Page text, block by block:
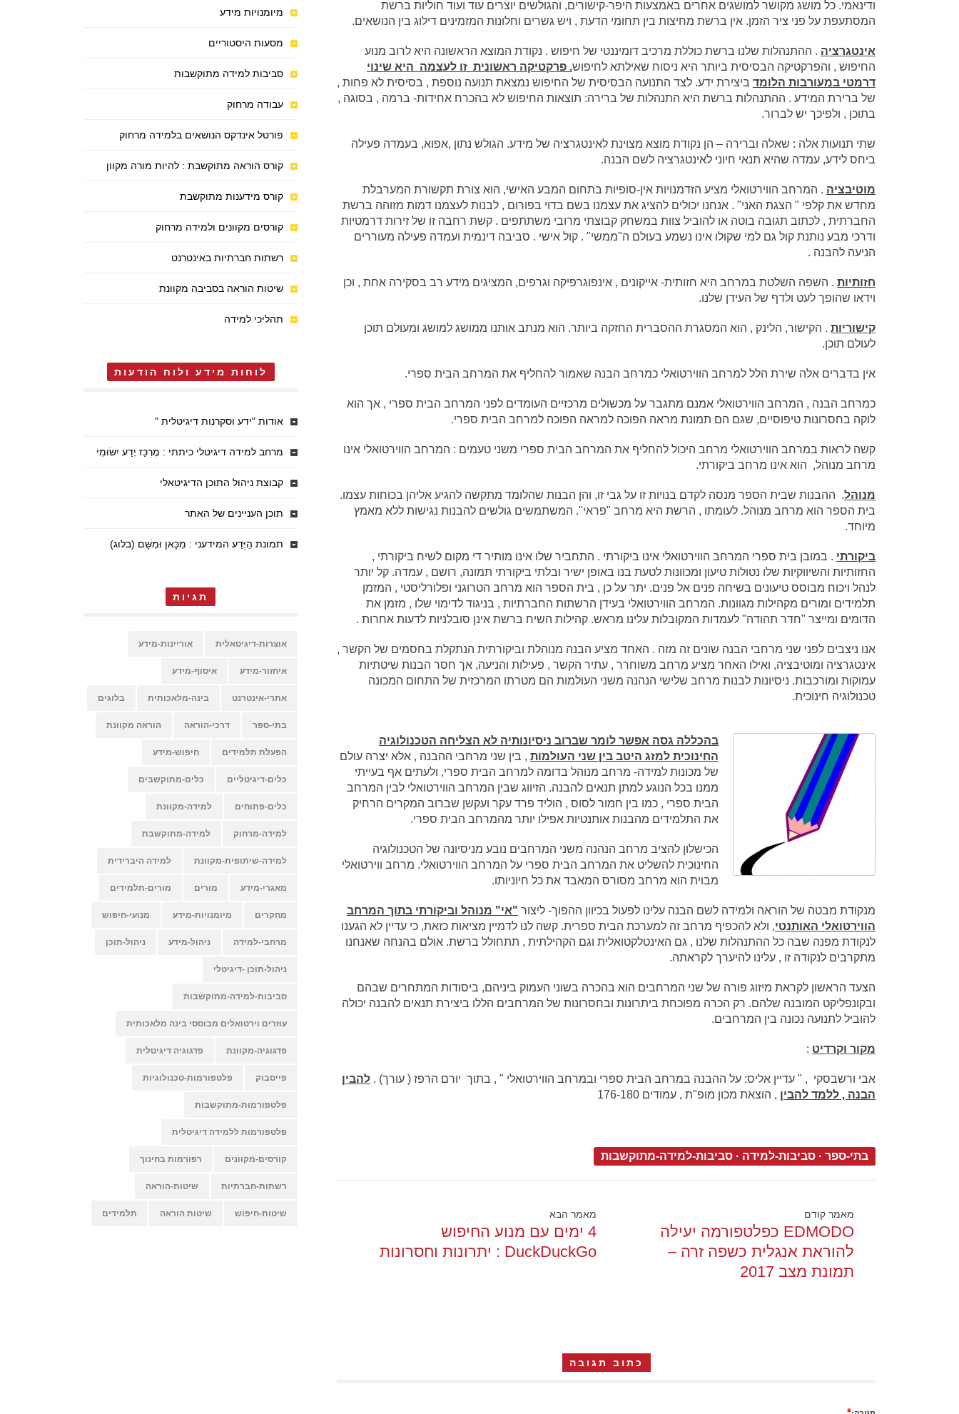
ודינאמי. כל מושג מקושר למושגים אחרים באמצעות היפר-קישורים, והגולשים יוצרים עוד ועוד חוליות ברשת
המסתעפת על פני ציר הזמן. אין ברשת מחיצות בין תחומי הדעת , ויש גשרים וחלונות המזמינים דילוג בין הנושאים.
אינטגרציה . ההתנהלות שלנו ברשת כוללת מרכיב דומיננטי של חיפוש . נקודת המוצא הראשונה היא לרוב מנוע
החיפוש , והפרקטיקה הבסיסית ביותר היא ניסוח שאילתא לחיפוש. פרקטיקה ראשונית זו לעצמה היא שינוי
דרמטי במעורבות הלומד ביצירת ידע. לצד התנועה הבסיסית של החיפוש נמצאת תנועה נוספת , בסיסית לא פחות ,
של ברירת המידע . ההתנהלות ברשת היא התנהלות של ברירה: תוצאות החיפוש לא בהכרח אחידות- ברמה , בסוגה ,
בתוכן , ולפיכך יש לברור.
שתי תנועות אלה : שאלה וברירה – הן נקודת מוצא מצוינת לאינטגרציה של מידע. הגולש נתון ,אפוא, בעמדה פעילה
ביחס לידע, עמדה שהיא תנאי חיוני לאינטגרציה לשם הבנה.
מוטיבציה . המרחב הווירטואלי מציע הזדמנויות אין-סופיות בתחום המבע האישי, הוא צורת תקשורת המערבלת
מחדש את קלפי " הצגת האני" . אנחנו יכולים להציג את עצמנו בשם בדוי בפורום , לבנות לעצמנו דמות מזוהה ברשת
החברתית , לכתוב תגובה בוטה או להוביל צוות במשחק קבוצתי מרובי משתתפים . קשת רחבה זו של זירות דרמטיות
ודרכי מבע נותנת קול גם למי שקולו אינו נשמע בעולם ה"ממשי" . קול אישי . סביבה דינמית ועמדה פעילה מעוררים
הניעה להבנה .
חזותיות . השפה השלטת במרחב היא חזותית- אייקונים , אינפוגרפיקה וגרפים, המציגים מידע רב בסקירה אחת , וכן
וידאו שהופך לעט ולדף של העידן שלנו.
קישוריות . הקישור, הלינק , הוא המסגרת ההסברית החזקה ביותר. הוא מנתב אותנו ממושג למושג ומעולם תוכן
לעולם תוכן.
אין בדברים אלה שירת הלל למרחב הווירטואלי כמרחב הבנה שאמור להחליף את המרחב הבית ספרי.
כמרחב הבנה , המרחב הווירטואלי אמנם מתגבר על מכשולים מרכזיים העומדים לפני המרחב הבית ספרי , אך הוא
לוקה בחסרונות טיפוסיים, שגם הם תמונת מראה הפוכה למראה הפוכה למרחב הבית ספרי.
קשה לראות במרחב הווירטואלי מרחב היכול להחליף את המרחב הבית ספרי משני טעמים : המרחב הווירטואלי אינו
מרחב מנוהל, הוא אינו מרחב ביקורתי.
מנוהל. ההבנות שבית הספר מנסה לקדם בנויות זו על גבי זו, והן הבנות שהלומד מתקשה להגיע אליהן בכוחות עצמו.
בית הספר הוא מרחב מנוהל. לעומתו , הרשת היא מרחב "פראי". המשתמשים גולשים להבנות נגישות ללא מאמץ
מיוחד.
ביקורתי . במובן בית ספרי המרחב הווירטואלי אינו ביקורתי . התחביר שלו אינו מותיר די מקום לשיח ביקורתי ,
החזותיות והשיווקיות שלו נטולות טיעון ומכוונות לטעת בנו באופן ישיר ובלתי ביקורתי תמונה, רושם , עמדה. קל יותר
לנהל ויכוח מבוסס טיעונים בשיחה פנים אל פנים. יתר על כן , בית הספר הוא מרחב הטרוגני ופלורליסטי , המזמן
תלמידים ומורים מקהילות מגוונות. המרחב הווירטואלי בעידן הרשתות החברתיות , בניגוד לדימוי שלו , מזמן את
הדומים ומייצר "חדר תהודה" לעמדות המקובלות עלינו מראש. קהילות השיח ברשת אינן סובלניות לדעות אחרות .
אנו ניצבים לפני שני מרחבי הבנה שונים זה מזה . האחד מציע הבנה מנוהלת וביקורתית הנתקלת בחסמים של הקשר ,
אינטגרציה ומוטיבציה, ואילו האחר מציע מרחב משוחרר , עתיר הקשר , פעילות והניעה, אך חסר הבנות שיטתיות
עמוקות ומורכבות. ניסיונות לבנות מרחב שלישי הנהנה משני העולמות הם מטרתו המרכזית של התחום המכונה
טכנולוגיה חינוכית.
בהכללה גסה אפשר לומר שברוב ניסיונותיה לא הצליחה הטכנולוגיה
החינוכית למזג היטב בין שני העולמות , בין שני מרחבי ההבנה , אלא יצרה עולם
של מכונות למידה- מרחב מנוהל בדומה למרחב הבית ספרי, ולעתים אף בעייתי
ממנו בכל הנוגע למתן תנאים להבנה. הזיווג שבין המרחב הווירטואלי לבין המרחב
הבית ספרי , כמו בין חמור לסוס , הוליד פרד עקר ועקשן שברוב המקרים הרחיק
את התלמידים מהבנות אותנטיות אפילו יותר מהמרחב הבית ספרי.
הכישלון להציב מרחב הנהנה משני המרחבים נובע מניסיונה של הטכנולוגיה
החינוכית להשליט את המרחב הבית ספרי על המרחב הווירטואלי. מרחב ווירטואלי
מבוית הוא מרחב מסורס המאבד את כל חיוניותו.
מנקודת מבטה של הוראה ולמידה לשם הבנה עלינו לפעול בכיוון ההפוך- ליצור "אי" מנוהל וביקורתי בתוך המרחב
הווירטואלי האותנטי, ולא להכפיף מרחב זה למערכת הבית ספרית. קשה לנו לדמיין מציאות כזאת, כי עדיין לא הגענו
לנקודת מפנה שבה כל ההתנהלות שלנו , גם האינטלקטואלית וגם הקהילתית , תתחולל ברשת. אולם בהנחה שאנחנו
מתקרבים לנקודה זו , עלינו להיערך לקראתה.
הצעד הראשון לקראת מיזוג פורה של שני המרחבים הוא בהכרה בשוני העמוק ביניהם, ביסודות המתחרים שבהם
ובקונפליקט המובנה שלהם. רק הכרה מפוכחת ביתרונות ובחסרונות של המרחבים הללו ביצירת תנאים להבנה יכולה
להוביל לתנועה נכונה בין המרחבים.
מקור וקרדיט :
אבי ורשבסקי , " עדיין אליס: על ההבנה במרחב הבית ספרי ובמרחב הווירטואלי " , בתוך יורם הרפז ( עורך) . להבין
הבנה , ללמד להבין , הוצאת מכון מופ"ת , עמודים 176-180
בתי-ספר · סביבות-למידה · סביבות-למידה-מתוקשבות
מאמר קודם
EDMODO כפלטפורמה יעילה
להוראת אנגלית כשפה זרה –
תמונת מצב 2017
מאמר הבא
4 ימים עם מנוע החיפוש
DuckDuckGo : יתרונות וחסרונות
כתוב תגובה
מיומנויות מידע
מסעות היסטוריים
סביבות למידה מתוקשבות
עבודה מרחוק
פורטל אינדקס הנושאים בלמידה מרחוק
קורס הוראה מתוקשבת : להיות מורה מקוון
קורס מידענות מתוקשבת
קורסים מקוונים ולמידה מרחוק
רשתות חברתיות באינטרנט
שיטות הוראה בסביבה מקוונת
תהליכי למידה
לוחות מידע ולוח הודעות
אודות "ידע וסקרנות דיגיטלית "
מרחב למידה דיגיטלי כיתתי : מֶרְכַּז יֶדַע יִשּׂוּמִי
קבוצת ניהול התוכן הדיגיטאלי
תוכן העניינים של האתר
תמונת הַיֶּדַע המידעני : מִכָּאן וּמִשָּׁם (בלוג)
תגיות
אוצרות-דיגיטאלית אוריינות-מידע
איחזור-מידע איסוף-מידע
אתרי-אינטרנט בינה-מלאכותית בלוגים
בתי-ספר דרכי-הוראה הוראה מקוונת
הפעלת תלמידים חיפוש-מידע
כלים-דיגיטליים כלים-מתוקשבים
כלים-פתוחים למידה-מקוונת
למידה-מרחוק למידה-מתוקשבת
למידה-שיתופית-מקוונת למידה היברידית
מאגרי-מידע מורים מורים-תלמידים
מחקרים מיומנויות-מידע מנועי-חיפוש
מרחבי-למידה ניהול-מידע ניהול-תוכן
ניהול-תוכן -דיגיטלי
סביבות-למידה-מתוקשבות
עוזרים וירטואלים מבוססי בינה מלאכותית
פדגוגיה-מקוונת פדגוגיה דיגיטלית
פייסבוק פלטפורמות-טכנולוגיות
פלטפורמות-מתוקשבות
פלטפורמות ללמידה דיגיטלית
קורסים-מקוונים רפורמות בחינוך
רשתות-חברתיות שיטות-הוראה
שיטות-חיפוש שיטות הוראה תלמידים